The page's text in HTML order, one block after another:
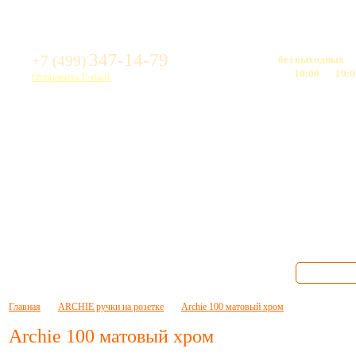
+7 (499) 347-14-79
Отправить E-mail
без выходных
10:00
Главная ARCHIE ручки на розетке Archie 100 матовый хром
Archie 100 матовый хром